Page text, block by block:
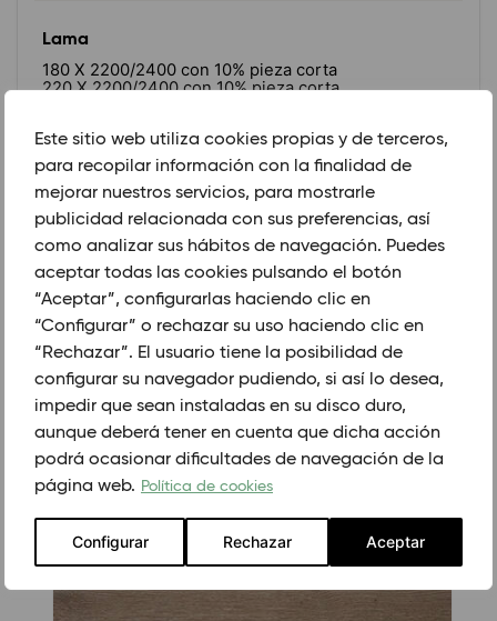
Este sitio web utiliza cookies propias y de terceros,
para recopilar información con la finalidad de
mejorar nuestros servicios, para mostrarle
publicidad relacionada con sus preferencias, así
como analizar sus hábitos de navegación. Puedes
aceptar todas las cookies pulsando el botón
“Aceptar”, configurarlas haciendo clic en
“Configurar” o rechazar su uso haciendo clic en
“Rechazar”. El usuario tiene la posibilidad de
configurar su navegador pudiendo, si así lo desea,
impedir que sean instaladas en su disco duro,
aunque deberá tener en cuenta que dicha acción
podrá ocasionar dificultades de navegación de la
página web. Política de cookies
Configurar Rechazar Aceptar
Lama
180 X 2200/2400 con 10% pieza corta
220 X 2200/2400 con 10% pieza corta
120 X 600
GROSOR (mm)
16/4
PRODUCTOS RELACIONADOS.